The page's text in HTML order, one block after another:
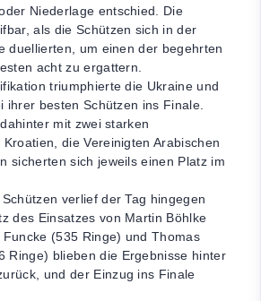
Niederlage entschied. Die
als die Schützen sich in der
duellierten, um einen der begehrten
acht zu ergattern.
triumphierte die Ukraine und
ihrer besten Schützen ins Finale.
mit zwei starken
Kroatien, die Vereinigten Arabischen
sicherten sich jeweils einen Platz im
verlief der Tag hingegen
des Einsatzes von Martin Böhlke
(535 Ringe) und Thomas
Ringe) blieben die Ergebnisse hinter
und der Einzug ins Finale